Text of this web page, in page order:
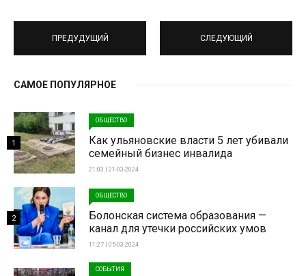
ПРЕДУДУЩИЙ СЛЕДУЮЩИЙ
САМОЕ ПОПУЛЯРНОЕ
ОБЩЕСТВО
Как ульяновские власти 5 лет убивали
семейный бизнес инвалида
21:03 | 21-03-2024
1
ОБЩЕСТВО
Болонская система образования —
канал для утечки российских умов
11:27 | 05-03-2024
2
СОБЫТИЯ